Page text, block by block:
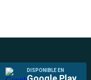
DISPONIBLE EN